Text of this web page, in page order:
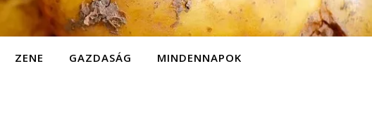
ZENE GAZDASÁG MINDENNAPOK